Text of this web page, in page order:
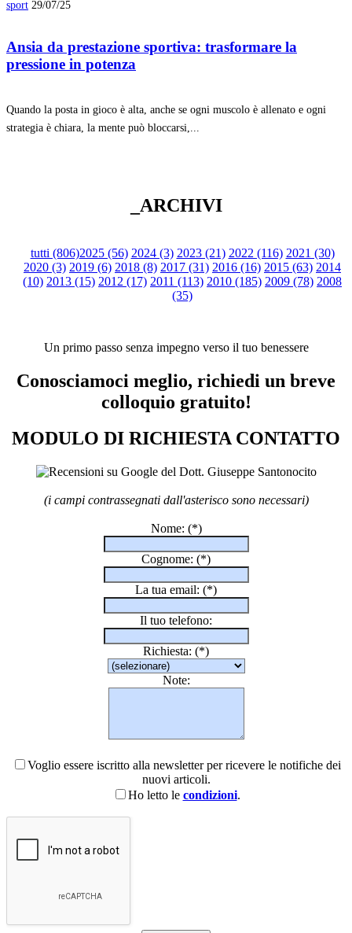
sport 29/07/25
Ansia da prestazione sportiva: trasformare la
pressione in potenza
Quando la posta in gioco è alta, anche se ogni muscolo è allenato e ogni
strategia è chiara, la mente può bloccarsi,...
_ARCHIVI
tutti (806)2025 (56) 2024 (3) 2023 (21) 2022 (116) 2021 (30)
2020 (3) 2019 (6) 2018 (8) 2017 (31) 2016 (16) 2015 (63) 2014
(10) 2013 (15) 2012 (17) 2011 (113) 2010 (185) 2009 (78) 2008
(35)
Un primo passo senza impegno verso il tuo benessere
Conosciamoci meglio, richiedi un breve
colloquio gratuito!
MODULO DI RICHIESTA CONTATTO
(i campi contrassegnati dall'asterisco sono necessari)
Nome: (*)
Cognome: (*)
La tua email: (*)
Il tuo telefono:
Richiesta: (*)
Note:
Voglio essere iscritto alla newsletter per ricevere le notifiche dei
nuovi articoli.
Ho letto le condizioni.